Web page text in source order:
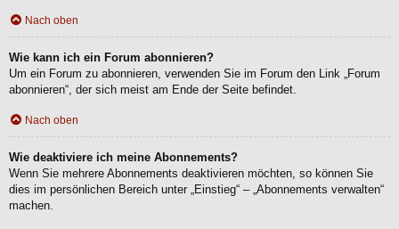
Nach oben
Wie kann ich ein Forum abonnieren?
Um ein Forum zu abonnieren, verwenden Sie im Forum den Link „Forum
abonnieren“, der sich meist am Ende der Seite befindet.
Nach oben
Wie deaktiviere ich meine Abonnements?
Wenn Sie mehrere Abonnements deaktivieren möchten, so können Sie
dies im persönlichen Bereich unter „Einstieg“ – „Abonnements verwalten“
machen.